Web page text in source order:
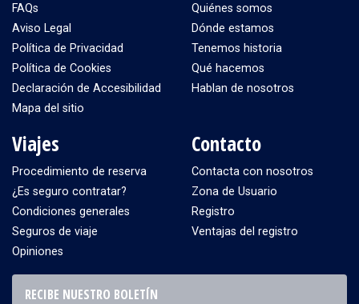
FAQs
Aviso Legal
Política de Privacidad
Política de Cookies
Declaración de Accesibilidad
Mapa del sitio
Quiénes somos
Dónde estamos
Tenemos historia
Qué hacemos
Hablan de nosotros
Viajes
Procedimiento de reserva
¿Es seguro contratar?
Condiciones generales
Seguros de viaje
Opiniones
Contacto
Contacta con nosotros
Zona de Usuario
Registro
Ventajas del registro
RECIBE NUESTRO BOLETÍN